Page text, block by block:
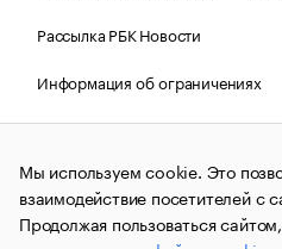
Рассылка РБК Новости
Информация об ограничениях
Правовая информация
О
© АО
и материалы информационного
(зарегистрировано
связи, информационных
Мы используем cookie. Это
взаимодействие посетителей с
Продолжая пользоваться